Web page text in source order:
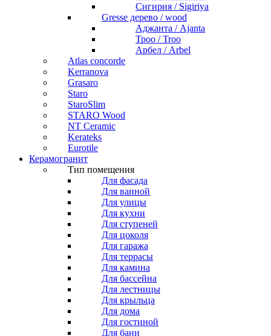
Сигирия / Sigiriya
Gresse дерево / wood
Аджанта / Ajanta
Троо / Troo
Арбел / Arbel
Atlas concorde
Kerranova
Grasaro
Staro
StaroSlim
STARO Wood
NT Ceramic
Kerateks
Eurotile
Керамогранит
Тип помещения
Для фасада
Для ванной
Для улицы
Для кухни
Для ступеней
Для цоколя
Для гаража
Для террасы
Для камина
Для бассейна
Для лестницы
Для крыльца
Для дома
Для гостиной
Для бани